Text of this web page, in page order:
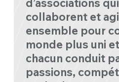
d’associations
collaborent et
ensemble pour
monde plus uni
chacun conduit
passions,